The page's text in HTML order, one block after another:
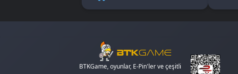
BTKGame, oyunlar, E-Pin'ler ve çeşitli